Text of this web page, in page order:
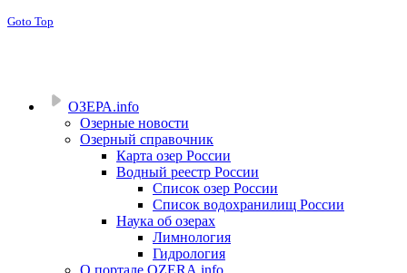
Goto Top
ОЗЕРА.info
Озерные новости
Озерный справочник
Карта озер России
Водный реестр России
Список озер России
Список водохранилищ России
Наука об озерах
Лимнология
Гидрология